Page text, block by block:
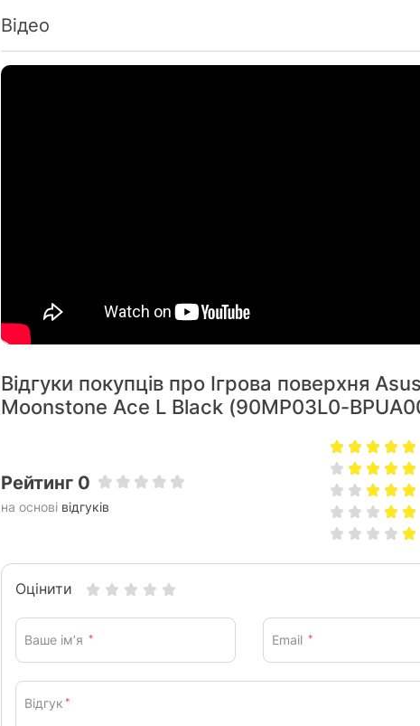
Відео
Відгуки покупців про Ігрова поверхня
Moonstone Ace L Black (90MP03L0-
Рейтинг 0
на основі відгуків
Оцінити
Ваше ім’я * Email *
Відгук *